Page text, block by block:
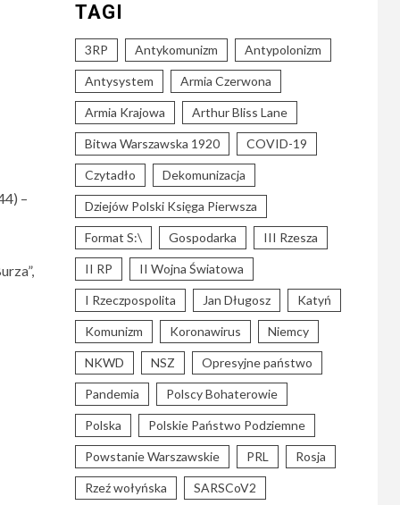
–
TAGI
3RP Antykomunizm Antypolonizm
Antysystem Armia Czerwona
Armia Krajowa Arthur Bliss Lane
Bitwa Warszawska 1920 COVID-19
Czytadło Dekomunizacja
Dziejów Polski Księga Pierwsza
Format S:\ Gospodarka III Rzesza
II RP II Wojna Światowa
I Rzeczpospolita Jan Długosz Katyń
Komunizm Koronawirus Niemcy
NKWD NSZ Opresyjne państwo
Pandemia Polscy Bohaterowie
Polska Polskie Państwo Podziemne
Powstanie Warszawskie PRL Rosja
Rzeź wołyńska SARSCoV2